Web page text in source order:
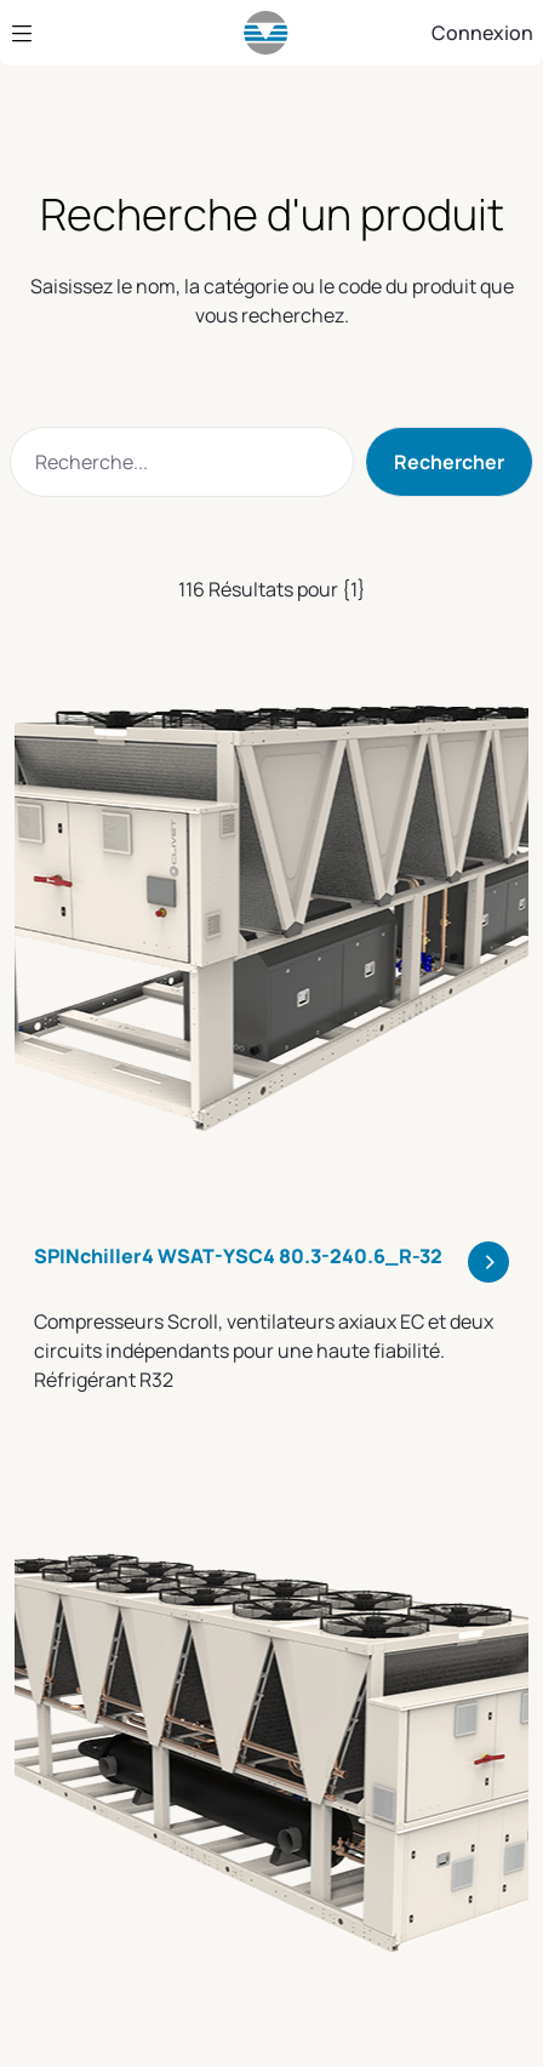
Saut au contenu principal Connexion
Recherche d'un produit
Saisissez le nom, la catégorie ou le code du produit que
vous recherchez.
116 Résultats pour {1}
SPINchiller4 WSAT-YSC4 80.3-240.6_R-32 >
Compresseurs Scroll, ventilateurs axiaux EC et deux
circuits indépendants pour une haute fiabilité.
Réfrigérant R32